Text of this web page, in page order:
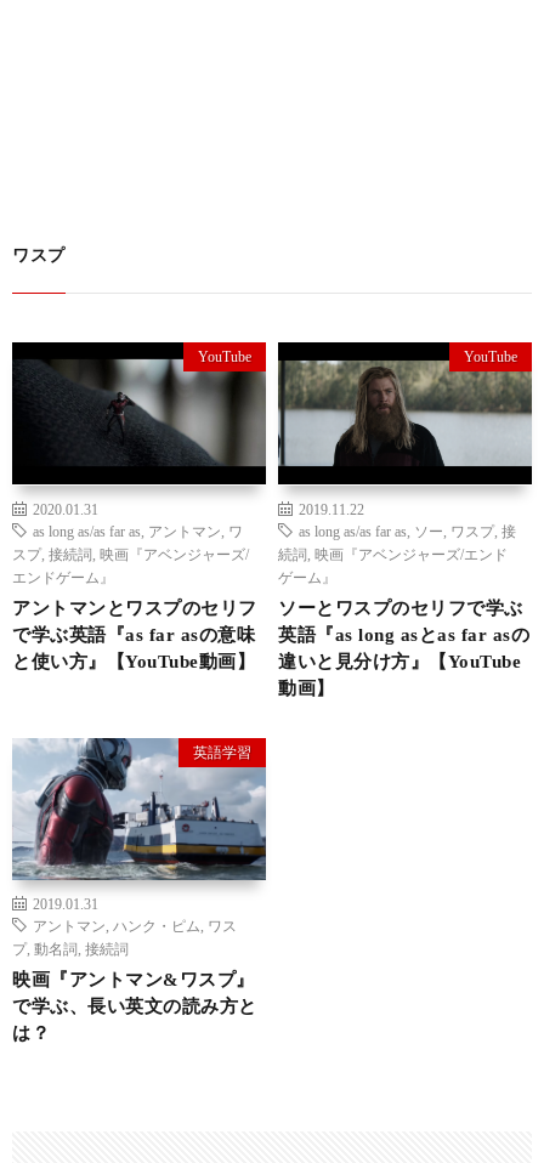
ワスプ
YouTube
2020.01.31
as long as/as far as アントマン ワ
スプ, 接続詞 映画『アベンジャーズ/
エンドゲーム』
アントマンとワスプのセリフ
で学ぶ英語『as far asの意味
と使い方』【YouTube動画】
YouTube
2019.11.22
as long as/as far as ソー ワスプ, 接
続詞 映画『アベンジャーズ/エンド
ゲーム』
ソーとワスプのセリフで学ぶ
英語『as long asとas far asの
違いと見分け方』【YouTube
動画】
英語学習
2019.01.31
アントマン, ハンク・ピム, ワス
プ, 動名詞 , 接続詞
映画『アントマン&ワスプ』
で学ぶ、長い英文の読み方と
は？